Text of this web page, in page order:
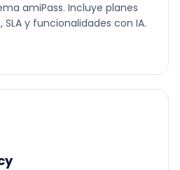
amiPass. Incluye planes
SLA y funcionalidades con IA.